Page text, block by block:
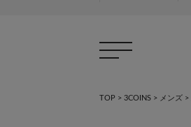
TOP > 3COINS > メンズ >